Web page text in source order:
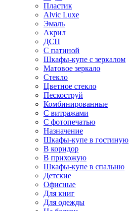
Пластик
Alvic Luxe
Эмаль
Акрил
ДСП
С патиной
Шкафы-купе с зеркалом
Матовое зеркало
Стекло
Цветное стекло
Пескоструй
Комбинированные
С витражами
С фотопечатью
Назначение
Шкафы-купе в гостиную
В коридор
В прихожую
Шкафы-купе в спальню
Детские
Офисные
Для книг
Для одежды